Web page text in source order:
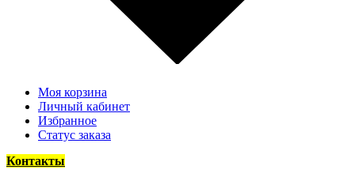
Моя корзина
Личный кабинет
Избранное
Статус заказа
Контакты